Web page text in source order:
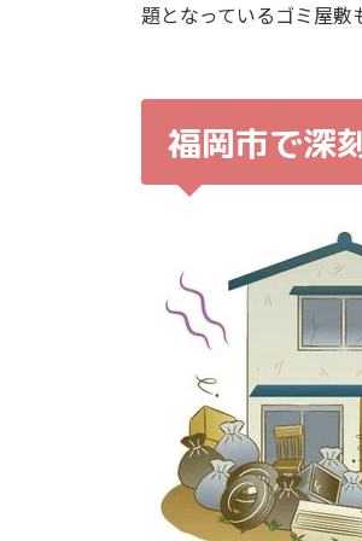
題となっているゴミ屋敷
福岡市で深